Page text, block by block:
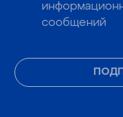
сообщений